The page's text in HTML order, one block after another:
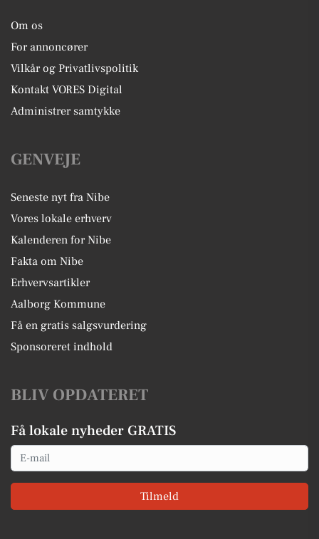
Om os
For annoncører
Vilkår og Privatlivspolitik
Kontakt VORES Digital
Administrer samtykke
GENVEJE
Seneste nyt fra Nibe
Vores lokale erhverv
Kalenderen for Nibe
Fakta om Nibe
Erhvervsartikler
Aalborg Kommune
Få en gratis salgsvurdering
Sponsoreret indhold
BLIV OPDATERET
Få lokale nyheder GRATIS
Email
Tilmeld